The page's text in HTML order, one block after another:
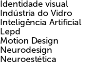
Identidade visual
Indústria do Vidro
Inteligência Artificial
Lepd
Motion Design
Neurodesign
Neuroestética